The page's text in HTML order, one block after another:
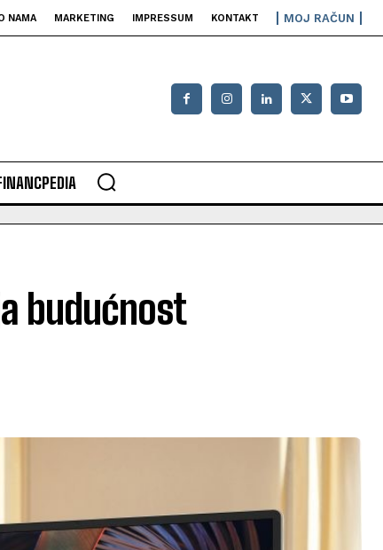
NAMA MARKETING IMPRESSUM KONTAKT MOJ RAČUN
budućnost